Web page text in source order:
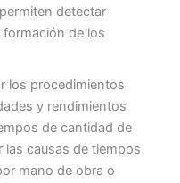
detectar
de los
los procedimientos
y rendimientos
de cantidad de
las causas de tiempos
mano de obra o